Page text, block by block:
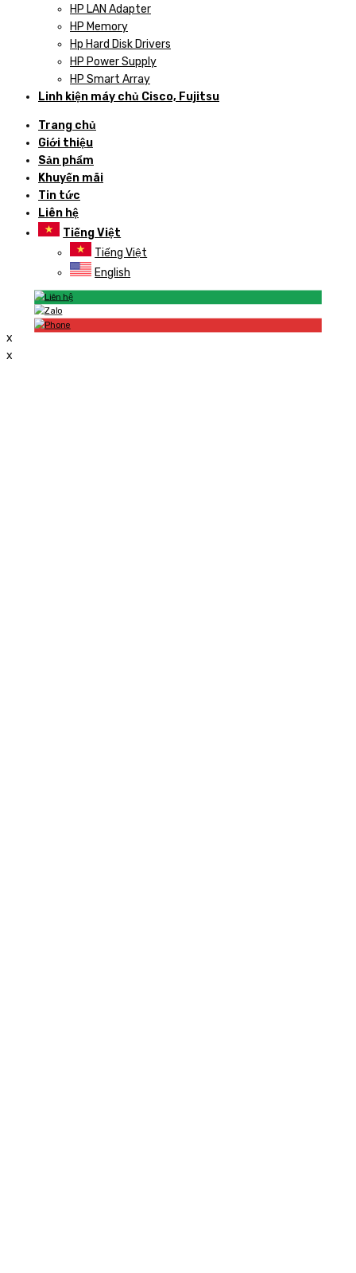
HP LAN Adapter
HP Memory
Hp Hard Disk Drivers
HP Power Supply
HP Smart Array
Linh kiện máy chủ Cisco, Fujitsu
Trang chủ
Giới thiệu
Sản phẩm
Khuyến mãi
Tin tức
Liên hệ
Tiếng Việt
Tiếng Việt
English
x
x